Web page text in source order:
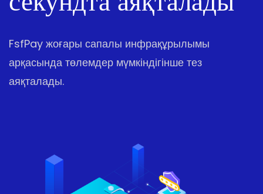
FsfPay жоғары сапалы инфрақұрылымы
арқасында төлемдер мүмкіндігінше тез
аяқталады.